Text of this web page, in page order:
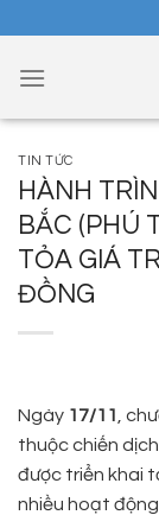
content
TIN TỨC
HÀNH
BẮC (PHÚ
TỎA GIÁ
ĐỒNG
Ngày 17/11 ,
thuộc chiến dịch
được triển khai
nhiều hoạt